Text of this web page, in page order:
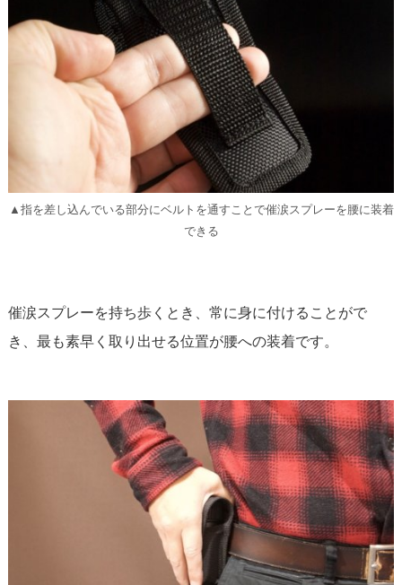
▲指を差し込んでいる部分にベルトを通すことで催涙スプレーを腰に装着
できる
催涙スプレーを持ち歩くとき、常に身に付けることがで
き、最も素早く取り出せる位置が腰への装着です。